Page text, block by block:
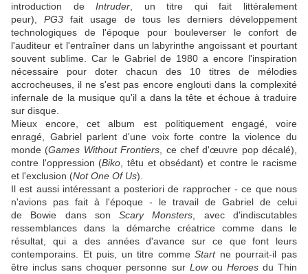
introduction deIntruder , un titre qui fait littéralement
peur),PG3fait usage de tous les derniers développement
technologiques de l'époque pour bouleverser le confort de
l'auditeur et l'entraîner dans un labyrinthe angoissant et pourtant
souvent sublime. Car le Gabrielde 1980 a encore l'inspiration
nécessaire pour doter chacun des 10 titres de mélodies
accrocheuses, il ne s'est pas encore englouti dans la complexité
infernale de la musique qu'il a dans la tête et échoue à traduire
sur disque.
Mieux encore, cet album est politiquement engagé, voire
enragé, Gabriel parlent d'une voix forte contre la violence du
monde (Games Without Frontiers , ce chef d'œuvre pop décalé),
contre l'oppression (Biko , têtu et obsédant) et contre le racisme
et l'exclusion (Not One Of Us).
Il est aussi intéressant a posteriori de rapprocher - ce que nous
n'avions pas fait à l'époque - le travail de Gabriel de celui
de Bowie dans sonScary Monsters , avec d'indiscutables
ressemblances dans la démarche créatrice comme dans le
résultat, qui a des années d'avance sur ce que font leurs
contemporains. Et puis, un titre commeStart ne pourrait-il pas
être inclus sans choquer personne sur Low ou Heroes du Thin